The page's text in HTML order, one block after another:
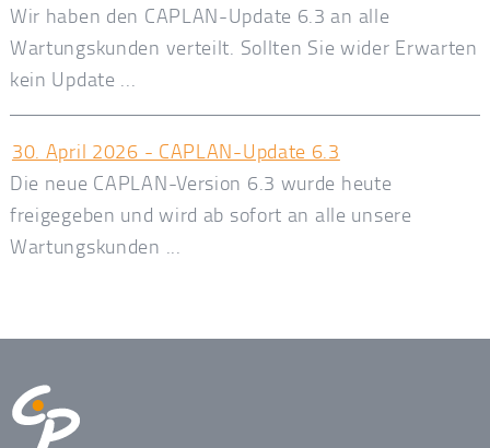
Wir haben den CAPLAN-Update 6.3 an alle
Wartungskunden verteilt. Sollten Sie wider Erwarten
kein Update ...
30. April 2026 - CAPLAN-Update 6.3
Die neue CAPLAN-Version 6.3 wurde heute
freigegeben und wird ab sofort an alle unsere
Wartungskunden ...